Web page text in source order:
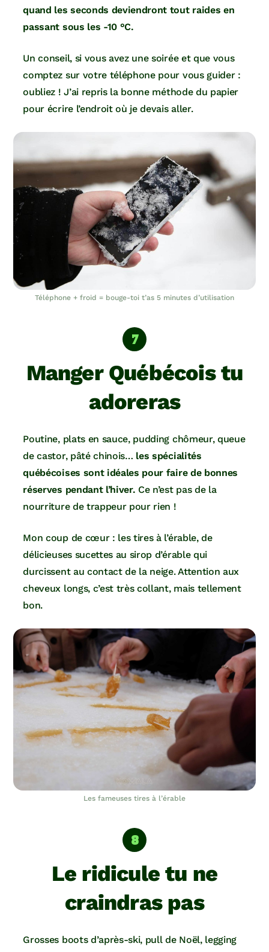
quand les seconds deviendront tout raides en
passant sous les -10 °C.
Un conseil, si vous avez une soirée et que vous
comptez sur votre téléphone pour vous guider :
oubliez ! J’ai repris la bonne méthode du papier
pour écrire l’endroit où je devais aller.
Téléphone + froid = bouge-toi t’as 5 minutes d’utilisation
Manger Québécois tu
adoreras
Poutine, plats en sauce, pudding chômeur, queue
de castor, pâté chinois… les spécialités
québécoises sont idéales pour faire de bonnes
réserves pendant l’hiver. Ce n’est pas de la
nourriture de trappeur pour rien !
Mon coup de cœur : les tires à l’érable, de
délicieuses sucettes au sirop d’érable qui
durcissent au contact de la neige. Attention aux
cheveux longs, c’est très collant, mais tellement
bon.
Les fameuses tires à l’érable
Le ridicule tu ne
craindras pas
Grosses boots d’après-ski, pull de Noël, legging